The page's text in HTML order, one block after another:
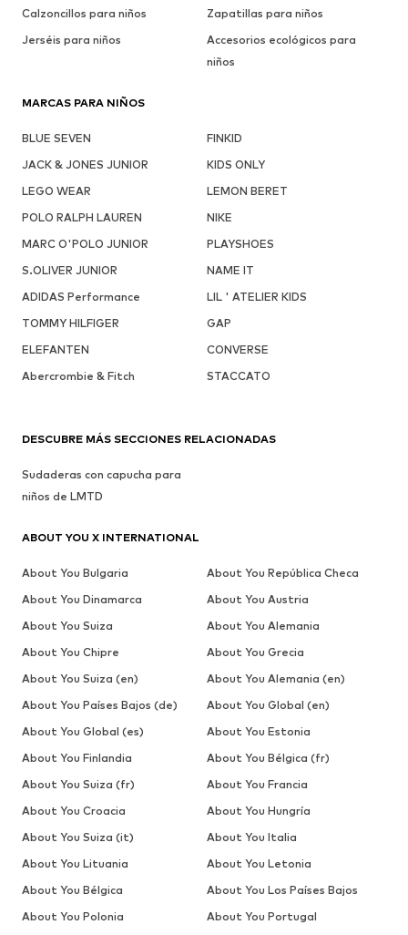
Calzoncillos para niños
Zapatillas para niños
Jerséis para niños
Accesorios ecológicos para
niños
MARCAS PARA NIÑOS
BLUE SEVEN
FINKID
JACK & JONES JUNIOR
KIDS ONLY
LEGO WEAR
LEMON BERET
POLO RALPH LAUREN
NIKE
MARC O'POLO JUNIOR
PLAYSHOES
S.OLIVER JUNIOR
NAME IT
ADIDAS Performance
LIL ' ATELIER KIDS
TOMMY HILFIGER
GAP
ELEFANTEN
CONVERSE
Abercrombie & Fitch
STACCATO
DESCUBRE MÁS SECCIONES RELACIONADAS
Sudaderas con capucha para
niños de LMTD
ABOUT YOU X INTERNATIONAL
About You Bulgaria
About You República Checa
About You Dinamarca
About You Austria
About You Suiza
About You Alemania
About You Chipre
About You Grecia
About You Suiza (en)
About You Alemania (en)
About You Países Bajos (de)
About You Global (en)
About You Global (es)
About You Estonia
About You Finlandia
About You Bélgica (fr)
About You Suiza (fr)
About You Francia
About You Croacia
About You Hungría
About You Suiza (it)
About You Italia
About You Lituania
About You Letonia
About You Bélgica
About You Los Países Bajos
About You Polonia
About You Portugal